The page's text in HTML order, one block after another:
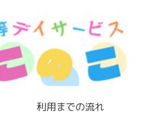
利用までの流れ